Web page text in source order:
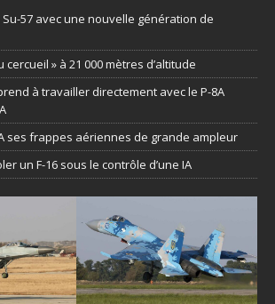
57 avec une nouvelle génération de
cercueil » à 21 000 mètres d’altitude
à travailler directement avec le P-8A
ses frappes aériennes de grande ampleur
un F-16 sous le contrôle d’une IA